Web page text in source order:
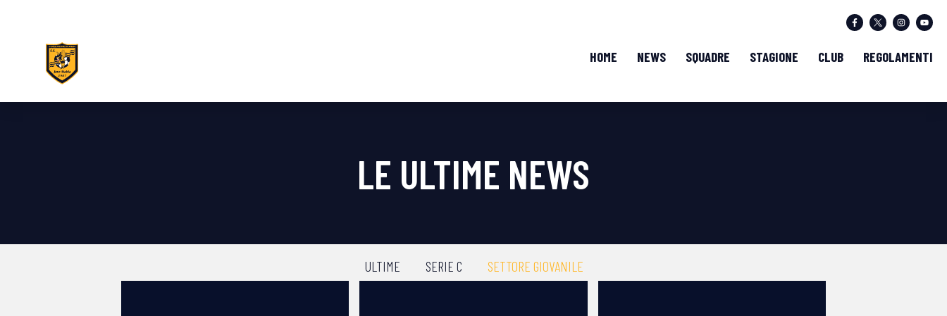
HOME NEWS SQUADRE STAGIONE CLUB REGOLAMENTI
LE ULTIME NEWS
ULTIME SERIE C SETTORE GIOVANILE